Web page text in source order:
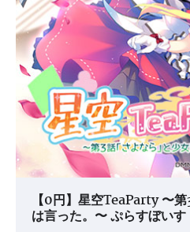
【0円】星空TeaParty 〜
は言った。〜 ぷらすぼいす